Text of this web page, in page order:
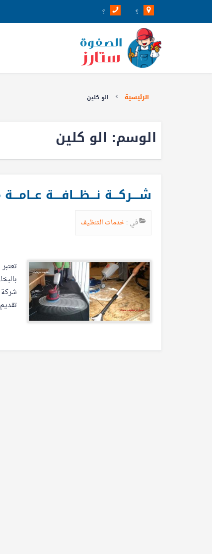
؟
الرئيسية الو كلين
الوسم: الو كلين
شــــركـــة نـــظـــافــــة عــامـــة
في : خدمات التنظيف
شركة